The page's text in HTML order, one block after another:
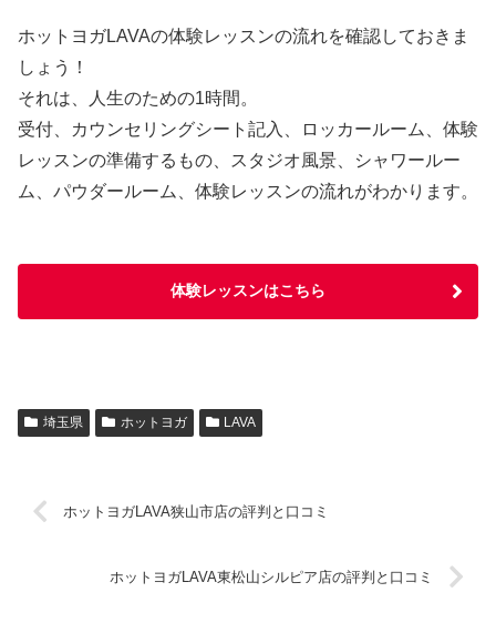
ホットヨガLAVAの体験レッスンの流れを確認しておきま
しょう！
それは、人生のための1時間。
受付、カウンセリングシート記入、ロッカールーム、体験
レッスンの準備するもの、スタジオ風景、シャワールー
ム、パウダールーム、体験レッスンの流れがわかります。
体験レッスンはこちら
埼玉県 ホットヨガ LAVA
ホットヨガLAVA狭山市店の評判と口コミ
ホットヨガLAVA東松山シルピア店の評判と口コミ